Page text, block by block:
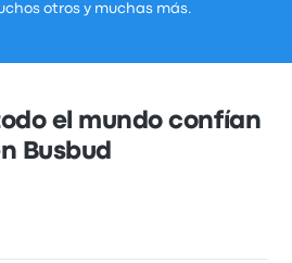
otros y muchas más.
el mundo confían
Busbud